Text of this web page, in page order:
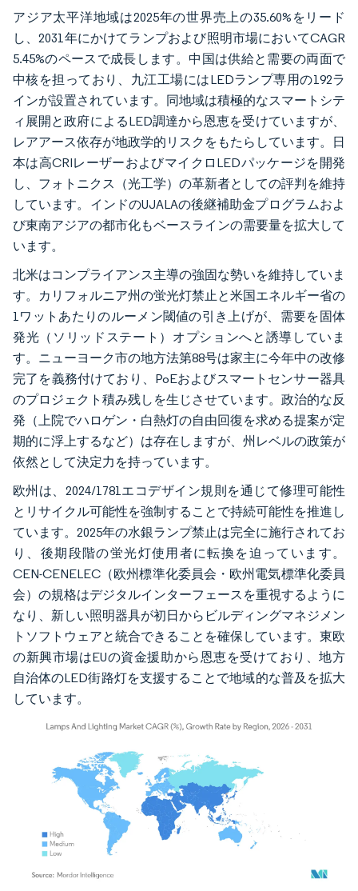
アジア太平洋地域は2025年の世界売上の35.60%をリード
し、2031年にかけてランプおよび照明市場においてCAGR
5.45%のペースで成長します。中国は供給と需要の両面で
中核を担っており、九江工場にはLEDランプ専用の192ラ
インが設置されています。同地域は積極的なスマートシテ
ィ展開と政府によるLED調達から恩恵を受けていますが、
レアアース依存が地政学的リスクをもたらしています。日
本は高CRIレーザーおよびマイクロLEDパッケージを開発
し、フォトニクス（光工学）の革新者としての評判を維持
しています。インドのUJALAの後継補助金プログラムおよ
び東南アジアの都市化もベースラインの需要量を拡大して
います。
北米はコンプライアンス主導の強固な勢いを維持していま
す。カリフォルニア州の蛍光灯禁止と米国エネルギー省の
1ワットあたりのルーメン閾値の引き上げが、需要を固体
発光（ソリッドステート）オプションへと誘導していま
す。ニューヨーク市の地方法第88号は家主に今年中の改修
完了を義務付けており、PoEおよびスマートセンサー器具
のプロジェクト積み残しを生じさせています。政治的な反
発（上院でハロゲン・白熱灯の自由回復を求める提案が定
期的に浮上するなど）は存在しますが、州レベルの政策が
依然として決定力を持っています。
欧州は、2024/1781エコデザイン規則を通じて修理可能性
とリサイクル可能性を強制することで持続可能性を推進し
ています。2025年の水銀ランプ禁止は完全に施行されてお
り、後期段階の蛍光灯使用者に転換を迫っています。
CEN-CENELEC（欧州標準化委員会・欧州電気標準化委員
会）の規格はデジタルインターフェースを重視するように
なり、新しい照明器具が初日からビルディングマネジメン
トソフトウェアと統合できることを確保しています。東欧
の新興市場はEUの資金援助から恩恵を受けており、地方
自治体のLED街路灯を支援することで地域的な普及を拡大
しています。